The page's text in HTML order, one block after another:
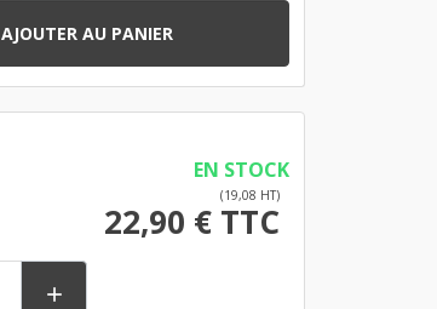
AJOUTER AU PANIER
EN STOCK
(19,08 HT)
22,90 € TTC
